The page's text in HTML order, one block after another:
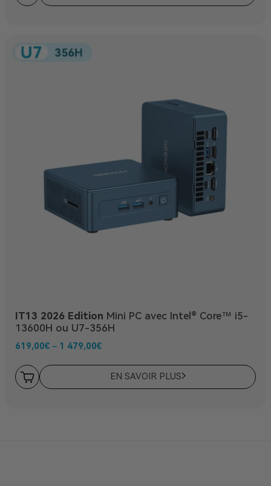
IT13 2026 Edition Mini PC avec Intel® Core™ i5-
13600H ou U7-356H
619,00€ – 1 479,00€
EN SAVOIR PLUS